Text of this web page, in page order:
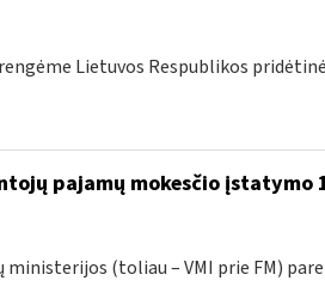
Lietuvos Respublikos
pajamų mokesčio įstatymo
(toliau – VMI prie FM)